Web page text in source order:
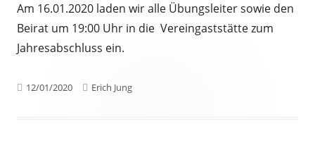
Am 16.01.2020 laden wir alle Übungsleiter sowie den
Beirat um 19:00 Uhr in die Vereingaststätte zum
Jahresabschluss ein.
Veröffentlicht
12/01/2020 Autor
Erich Jung